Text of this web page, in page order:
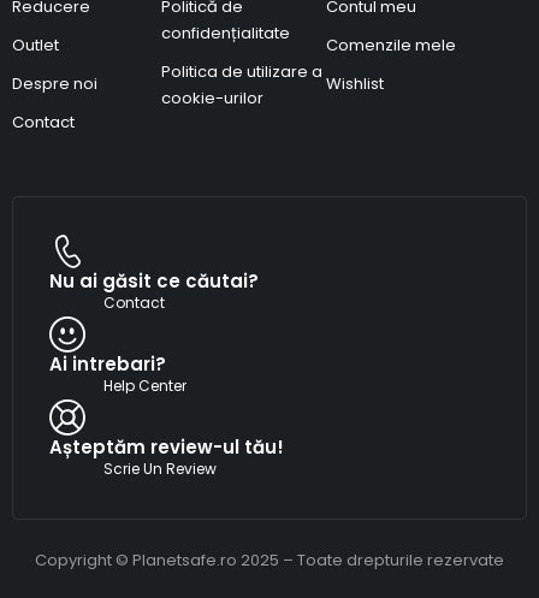
Reducere
Outlet
Despre noi
Contact
Politică de
confidențialitate
Politica de utilizare a
cookie-urilor
Contul meu
Comenzile mele
Wishlist
Nu ai găsit ce căutai?
Contact
Ai intrebari?
Help Center
Așteptăm review-ul tău!
Scrie Un Review
Copyright © Planetsafe.ro 2025 – Toate drepturile rezervate